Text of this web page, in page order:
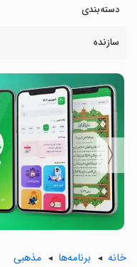
دسته‌بندی
سازنده
〈
خانه برنامه‌ها مذهبی